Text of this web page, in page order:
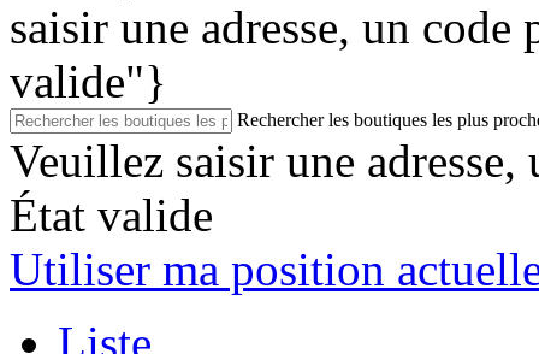
saisir une adresse, un
valide"}
Rechercher les boutiques les plus
Veuillez saisir une
État valide
Utiliser ma position
Liste